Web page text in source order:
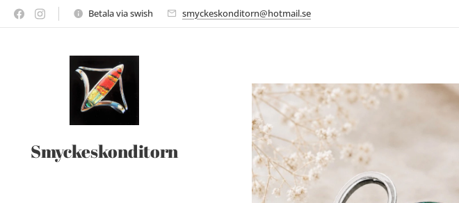
Betala via swish smyckeskonditorn@hotmail.se
Smyckeskonditorn